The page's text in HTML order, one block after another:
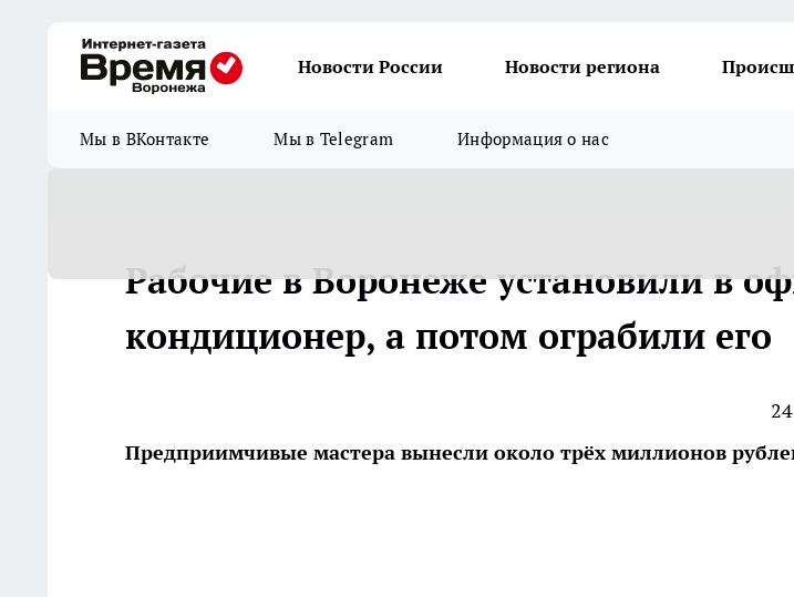
Новости России Новости региона
Мы в ВКонтакте Мы в Telegram Информация о нас
Рабочие в Воронеже установили в
кондиционер, а потом ограбили его
Предприимчивые мастера вынесли около трёх миллионов